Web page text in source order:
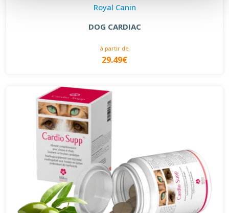
Royal Canin
DOG CARDIAC
à partir de
29.49€